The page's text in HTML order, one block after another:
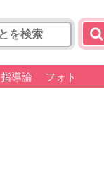
指導論 フォト